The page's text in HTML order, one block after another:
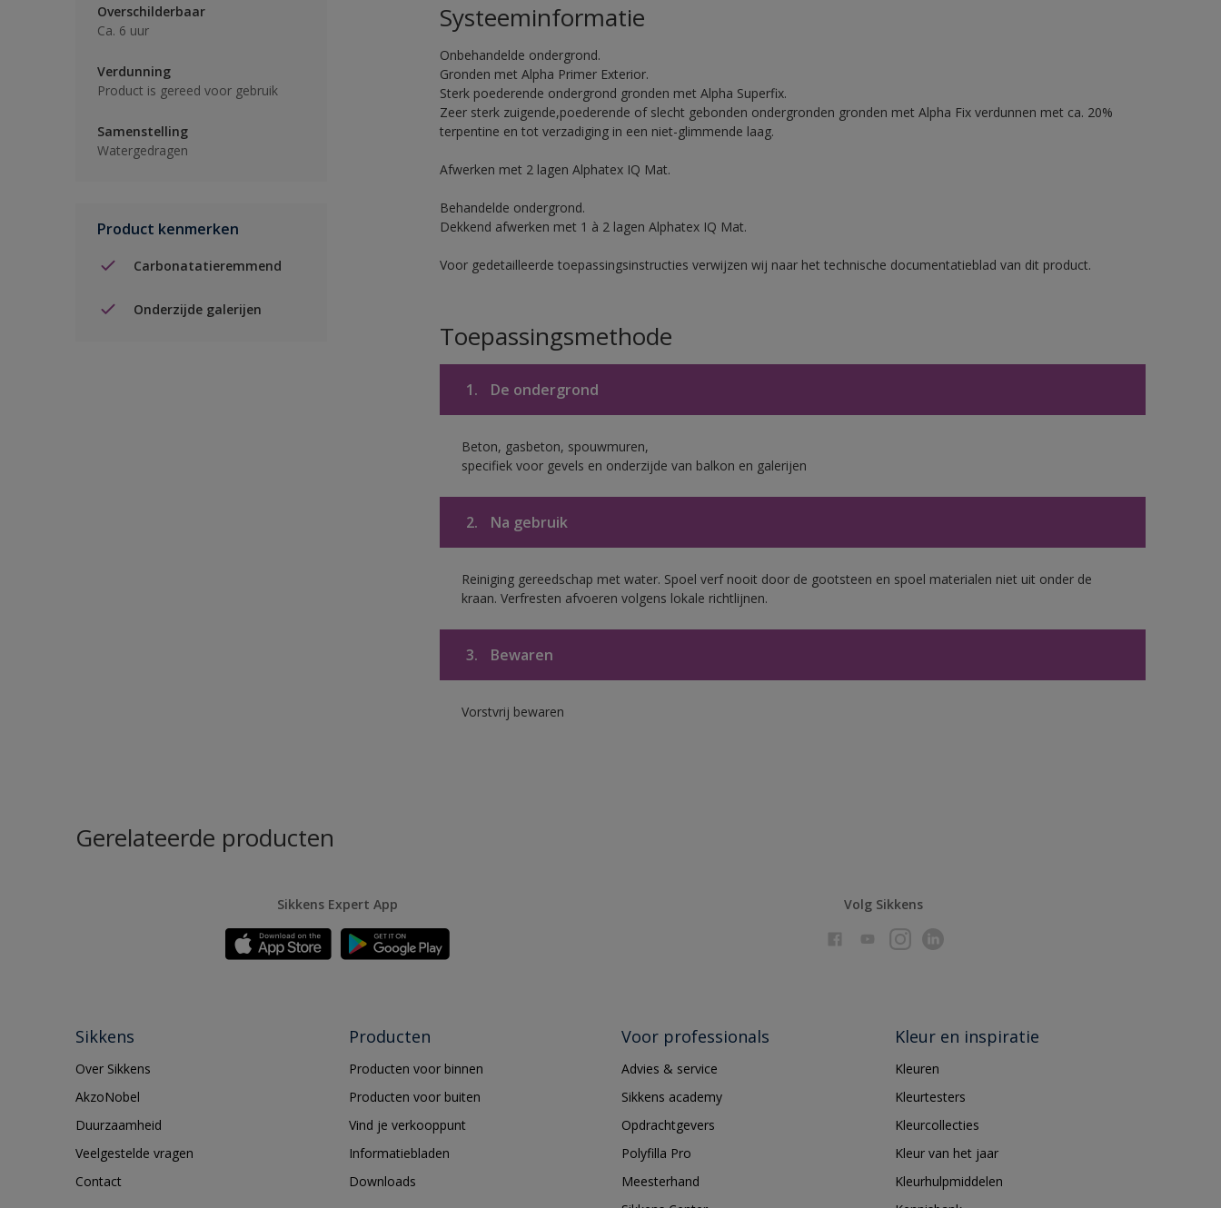
Overschilderbaar
Ca. 6 uur
Verdunning
Product is gereed voor gebruik
Samenstelling
Watergedragen
Product kenmerken
Carbonatatieremmend
Onderzijde galerijen
Systeeminformatie
Onbehandelde ondergrond.
Gronden met Alpha Primer Exterior.
Sterk poederende ondergrond gronden met Alpha Superfix.
Zeer sterk zuigende,poederende of slecht gebonden ondergronden gronden met Alpha Fix verdunnen met ca. 20%
terpentine en tot verzadiging in een niet-glimmende laag.
Afwerken met 2 lagen Alphatex IQ Mat.
Behandelde ondergrond.
Dekkend afwerken met 1 à 2 lagen Alphatex IQ Mat.
Voor gedetailleerde toepassingsinstructies verwijzen wij naar het technische documentatieblad van dit product.
Toepassingsmethode
1. De ondergrond
Beton, gasbeton, spouwmuren,
specifiek voor gevels en onderzijde van balkon en galerijen
2. Na gebruik
Reiniging gereedschap met water. Spoel verf nooit door de gootsteen en spoel materialen niet uit onder de
kraan. Verfresten afvoeren volgens lokale richtlijnen.
3. Bewaren
Vorstvrij bewaren
Gerelateerde producten
Sikkens Expert App Volg Sikkens
Sikkens
Over Sikkens
AkzoNobel
Duurzaamheid
Veelgestelde vragen
Contact
Producten
Producten voor binnen
Producten voor buiten
Vind je verkooppunt
Informatiebladen
Downloads
Voor professionals
Advies & service
Sikkens academy
Opdrachtgevers
Polyfilla Pro
Meesterhand
Kleur en inspiratie
Kleuren
Kleurtesters
Kleurcollecties
Kleur van het jaar
Kleurhulpmiddelen